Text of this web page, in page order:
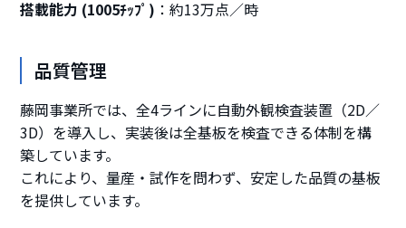
搭載能力 (1005ﾁｯﾌﾟ) 約13万点／時
品質管理
藤岡事業所では、全4ラインに自動外観検査装置（2D／
3D）を導入し、実装後は全基板を検査できる体制を構
築しています。
これにより、量産・試作を問わず、安定した品質の基板
を提供しています。